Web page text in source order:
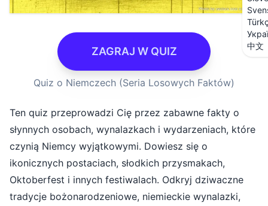
中文
ZAGRAJ W QUIZ
Quiz o Niemczech (Seria Losowych Faktów)
Ten quiz przeprowadzi Cię przez zabawne fakty o
słynnych osobach, wynalazkach i wydarzeniach, które
czynią Niemcy wyjątkowymi. Dowiesz się o
ikonicznych postaciach, słodkich przysmakach,
Oktoberfest i innych festiwalach. Odkryj dziwaczne
tradycje bożonarodzeniowe, niemieckie wynalazki,